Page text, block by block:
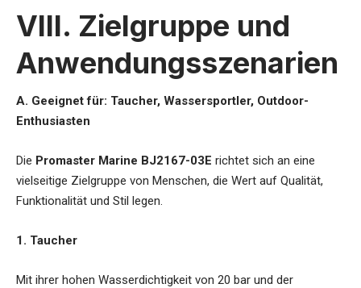
VIII. Zielgruppe und
Anwendungsszenarien
A. Geeignet für: Taucher, Wassersportler, Outdoor-
Enthusiasten
Die Promaster Marine BJ2167-03E richtet sich an eine
vielseitige Zielgruppe von Menschen, die Wert auf Qualität,
Funktionalität und Stil legen.
1. Taucher
Mit ihrer hohen Wasserdichtigkeit von 20 bar und der